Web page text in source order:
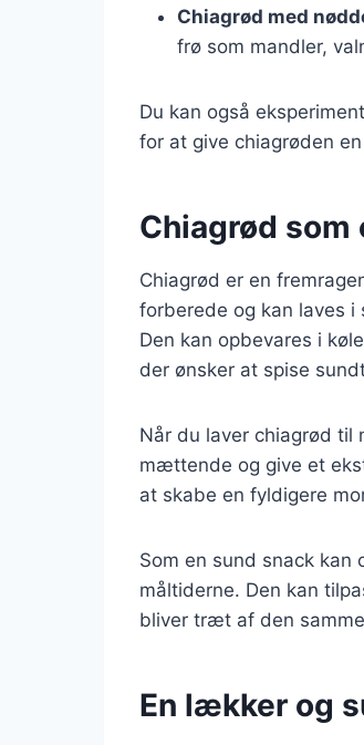
Chiagrød med
frø som mandler,
Du kan også
for at give chiagrøden
Chiagrød som
Chiagrød er en
forberede og kan laves i
Den kan opbevares i
der ønsker at spise
Når du laver chiagrød til
mættende og give et
at skabe en fyldigere
Som en sund snack
måltiderne. Den kan
bliver træt af den
En lækker og